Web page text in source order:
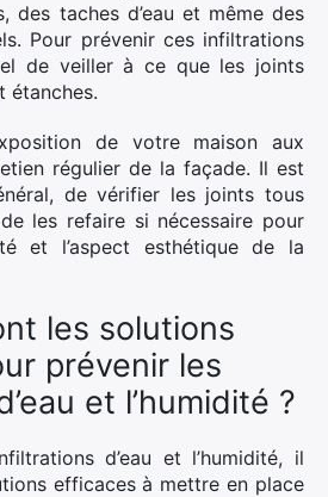
des taches d’eau et même des
Pour prévenir ces infiltrations
de veiller à ce que les joints
étanches.
de votre maison aux
régulier de la façade. Il est
de vérifier les joints tous
les refaire si nécessaire pour
et l’aspect esthétique de la
les solutions
prévenir les
et l’humidité ?
d’eau et l’humidité, il
efficaces à mettre en place